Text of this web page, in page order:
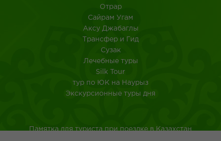
Отрар
Сайрам Угам
Аксу Джабаглы
Трансфер и Гид
Сузак
Лечебные туры
Silk Tour
тур по ЮК на Наурыз
Экскурсионные туры дня
Памятка для туриста при поездке в Казахстан